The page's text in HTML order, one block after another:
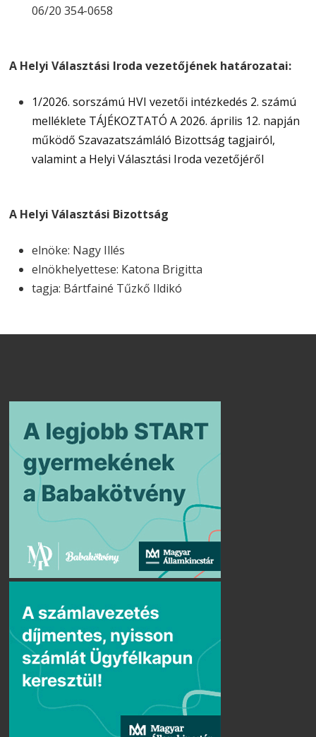
06/20 354-0658
A HelyiVálasztási Iroda vezetőjének határozatai:
1/2026. sorszámú HVI vezetői intézkedés 2. számú
melléklete TÁJÉKOZTATÓ A 2026. április 12. napján
működő Szavazatszámláló Bizottság tagjairól,
valamint a Helyi Választási Iroda vezetőjéről
A Helyi Választási Bizottság
elnöke: Nagy Illés
elnökhelyettese: Katona Brigitta
tagja: Bártfainé Tűzkő Ildikó